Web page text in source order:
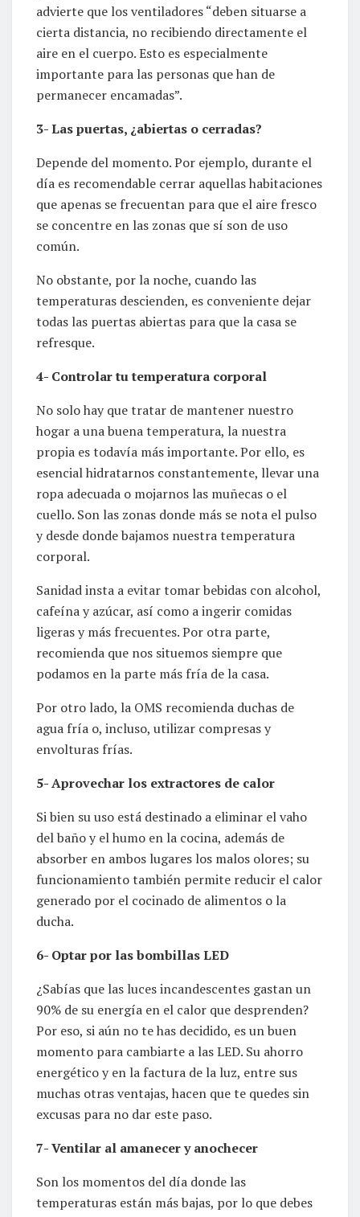
advierte que los ventiladores “deben situarse a
cierta distancia, no recibiendo directamente el
aire en el cuerpo. Esto es especialmente
importante para las personas que han de
permanecer encamadas”.
3- Las puertas, ¿abiertas o cerradas?
Depende del momento. Por ejemplo, durante el
día es recomendable cerrar aquellas habitaciones
que apenas se frecuentan para que el aire fresco
se concentre en las zonas que sí son de uso
común.
No obstante, por la noche, cuando las
temperaturas descienden, es conveniente dejar
todas las puertas abiertas para que la casa se
refresque.
4- Controlar tu temperatura corporal
No solo hay que tratar de mantener nuestro
hogar a una buena temperatura, la nuestra
propia es todavía más importante. Por ello, es
esencial hidratarnos constantemente, llevar una
ropa adecuada o mojarnos las muñecas o el
cuello. Son las zonas donde más se nota el pulso
y desde donde bajamos nuestra temperatura
corporal.
Sanidad insta a evitar tomar bebidas con alcohol,
cafeína y azúcar, así como a ingerir comidas
ligeras y más frecuentes. Por otra parte,
recomienda que nos situemos siempre que
podamos en la parte más fría de la casa.
Por otro lado, la OMS recomienda duchas de
agua fría o, incluso, utilizar compresas y
envolturas frías.
5- Aprovechar los extractores de calor
Si bien su uso está destinado a eliminar el vaho
del baño y el humo en la cocina, además de
absorber en ambos lugares los malos olores; su
funcionamiento también permite reducir el calor
generado por el cocinado de alimentos o la
ducha.
6- Optar por las bombillas LED
¿Sabías que las luces incandescentes gastan un
90% de su energía en el calor que desprenden?
Por eso, si aún no te has decidido, es un buen
momento para cambiarte a las LED. Su ahorro
energético y en la factura de la luz, entre sus
muchas otras ventajas, hacen que te quedes sin
excusas para no dar este paso.
7- Ventilar al amanecer y anochecer
Son los momentos del día donde las
temperaturas están más bajas, por lo que debes